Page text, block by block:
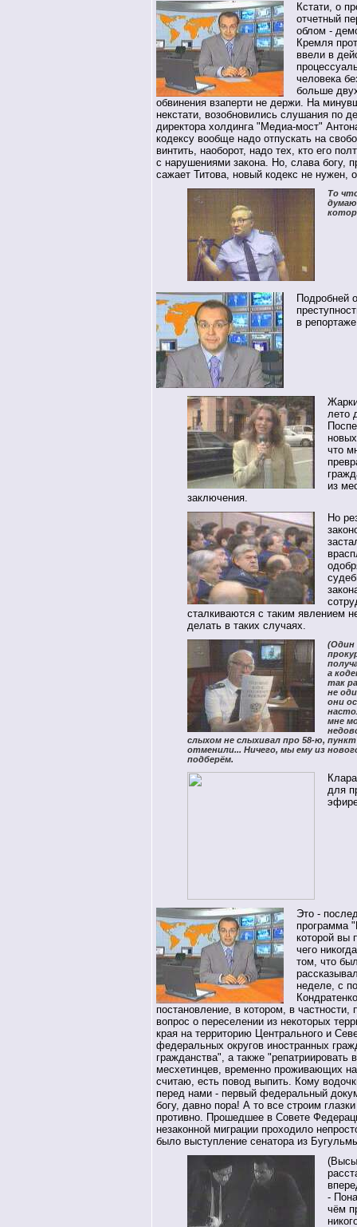
Кстати, о
отчетный
облом -
Кремля
ввели в
человека
больше
обвинения взаперти не держи. На
некстати, возобновились слушания по
директора холдинга "Медиа-мост"
кодексу вообще надо отпускать на
винтить, наоборот, надо тех, кто его
с нарушениями закона. Но, слава богу,
сажает Титова, новый кодекс не нужен,
То
Подробней
в
лето
что
из
заключения.
Но
сталкиваются с таким явлением
делать в таких случаях.
(Один
а
так
не
они
мне
слыхом не слыхивал про 58-ю, пункт
отменили... Ничего, мы ему из
подберём.
для
Это -
программа
которой вы
чего
том, что
неделе, с
постановление, в котором, в частности,
вопрос о переселении из некоторых
края на территорию Центрального и
федеральных округов иностранных
гражданства", а также "репатриировать
месхетинцев, временно проживающих
считаю, есть повод выпить. Кому
перед нами - первый федеральный
богу, давно пора! А то все строим
противно. Прошедшее в Совете
незаконной миграции проходило
было выступление сенатора из
-
чём